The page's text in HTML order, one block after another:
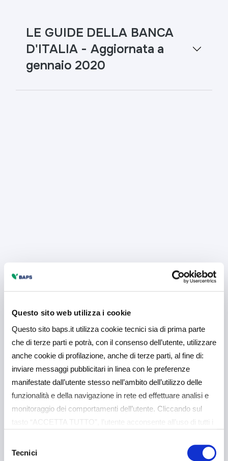
Questo sito web utilizza i cookie
Questo sito baps.it utilizza cookie tecnici sia di prima parte
che di terze parti e potrà, con il consenso dell’utente, utilizzare
anche cookie di profilazione, anche di terze parti, al fine di:
inviare messaggi pubblicitari in linea con le preferenze
manifestate dall’utente stesso nell’ambito dell’utilizzo delle
funzionalità e della navigazione in rete ed effettuare analisi e
monitoraggio dei comportamenti dell’utente. Cliccando sul
tasto “ACCETTA TUTTO”, l’utente acconsente all’uso di tutti i
analitici. Il consenso è facoltativo e può essere revocato in
delTecnici
LE GUIDE DELLA BANCA
D'ITALIA - Aggiornata a
gennaio 2020